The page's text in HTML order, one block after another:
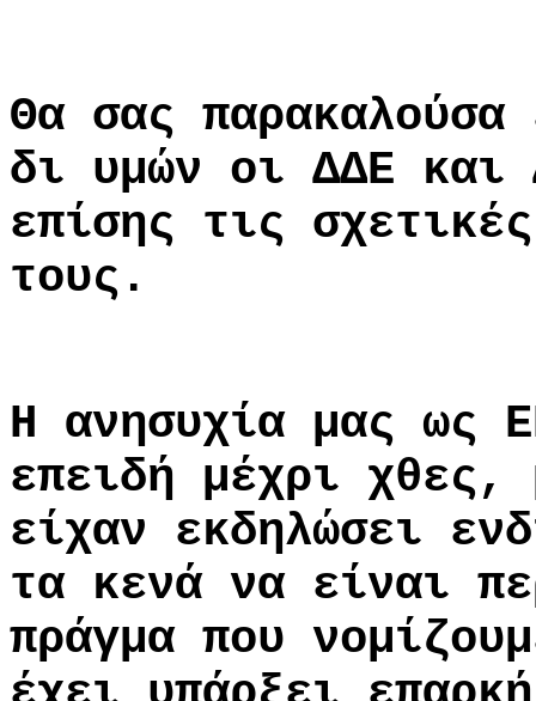
Θα σας παρακαλούσα
δι υμών οι ΔΔΕ και
επίσης τις
τους.
Η ανησυχία μας ως
επειδή μέχρι χθες,
είχαν εκδηλώσει
τα κενά να είναι
πράγμα που